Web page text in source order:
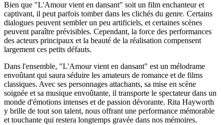
Bien que "L'Amour vient en dansant" soit un film enchanteur et
captivant, il peut parfois tomber dans les clichés du genre. Certains
dialogues peuvent sembler un peu artificiels, et certaines scènes
peuvent paraître prévisibles. Cependant, la force des performances
des acteurs principaux et la beauté de la réalisation compensent
largement ces petits défauts.
Dans l'ensemble, "L'Amour vient en dansant" est un mélodrame
envoûtant qui saura séduire les amateurs de romance et de films
classiques. Avec ses personnages attachants, sa mise en scène
soignée et sa musique envoûtante, il transporte le spectateur dans un
monde d'émotions intenses et de passion dévorante. Rita Hayworth
y brille de tout son talent, nous offrant une performance mémorable
et touchante qui restera longtemps gravée dans nos mémoires.